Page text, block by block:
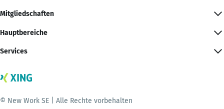
Mitgliedschaften
Hauptbereiche
Services
© New Work SE | Alle Rechte vorbehalten